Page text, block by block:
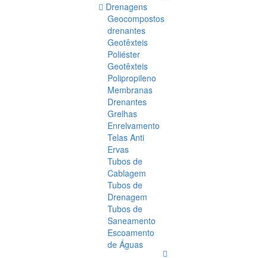
Drenagens
Geocompostos
drenantes
Geotêxteis
Poliéster
Geotêxteis
Polipropileno
Membranas
Drenantes
Grelhas
Enrelvamento
Telas Anti
Ervas
Tubos de
Cablagem
Tubos de
Drenagem
Tubos de
Saneamento
Escoamento
de Águas